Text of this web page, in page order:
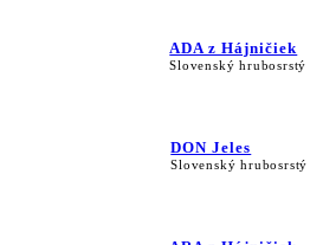
ADA z Hájničiek
Slovenský hrubosrstý
DON Jeles
Slovenský hrubosrstý